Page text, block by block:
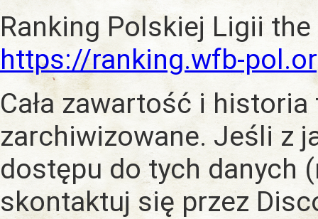
Ranking Polskiej Ligii
https://ranking.wfb-
Cała zawartość i historia
zarchiwizowane. Jeśli z
dostępu do tych danych
skontaktuj się przez